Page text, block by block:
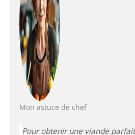
Mon astuce de chef
Pour obtenir une viande